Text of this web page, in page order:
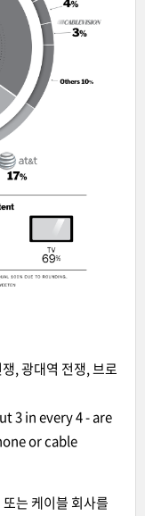
, 광대역 전쟁, 브로
3 in every 4 - are
or cable
는 케이블 회사를